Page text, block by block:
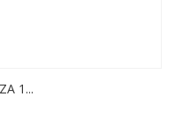
1...